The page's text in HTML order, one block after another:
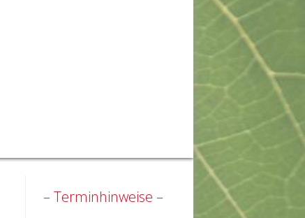
– Terminhinweise –